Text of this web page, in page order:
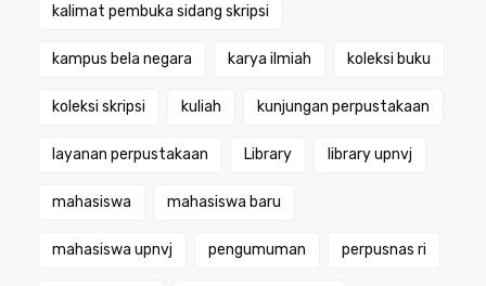
kalimat pembuka sidang skripsi
kampus bela negara karya ilmiah koleksi buku
koleksi skripsi kuliah kunjungan perpustakaan
layanan perpustakaan Library library upnvj
mahasiswa mahasiswa baru
mahasiswa upnvj pengumuman perpusnas ri